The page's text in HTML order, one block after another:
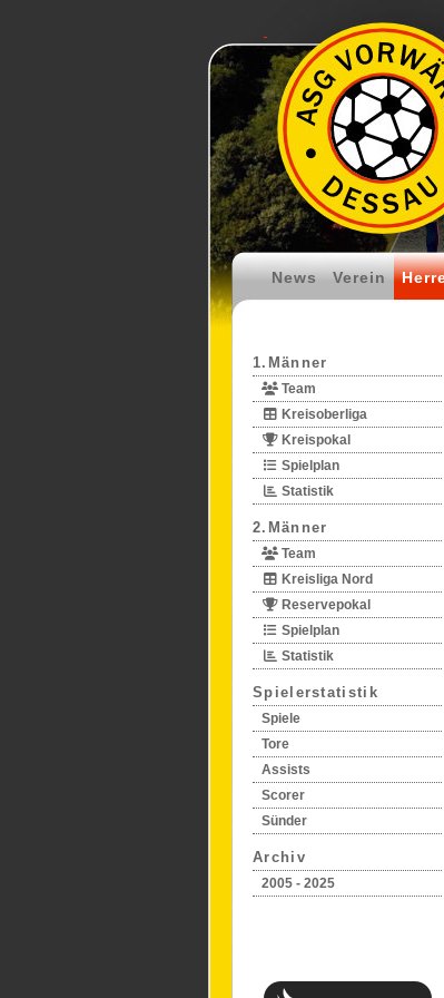
News Verein
1.Männer
Team
Kreisoberliga
Kreispokal
Spielplan
Statistik
2.Männer
Team
Kreisliga Nord
Reservepokal
Spielplan
Statistik
Spielerstatistik
Spiele
Tore
Assists
Scorer
Sünder
Archiv
2005 - 2025